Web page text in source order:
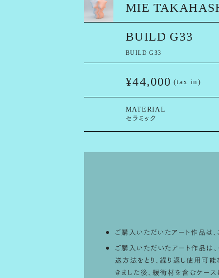
MIE
BUILD G33
BUILD G33
¥44,000 (tax in)
MATERIAL
セラミック
ご購入いただいたアート作品は
ご購入いただいたアート作品
送方法をとり、繰り返し使用可
きました後、緩衝材を含むケー
楽